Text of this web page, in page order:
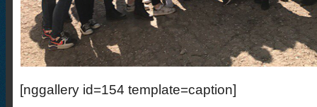
[nggallery id=154 template=caption]